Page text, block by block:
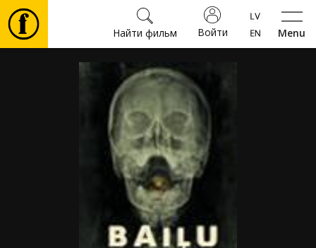
Menu
Войти
Найти фильм
Фильмы
Мероприятия